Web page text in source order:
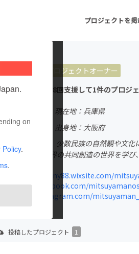
プロジェクトを
注目のリターン 注目の新
音楽
ェット
ゲーム・サービス
チャレンジ
性化
on
Policy.
.
プロジェクトオーナー
これまでに8回支援して1件のプロジ
現在地：兵庫県
出身国：日本
出身地：大阪府
自然が好きで、少数民族の自然観や文
自然界と人間界の共同創造の世界を学び
joyharmony88.wixsite.com/
www.facebook.com/
www.instagram.com/
投稿したプロジェクト 1